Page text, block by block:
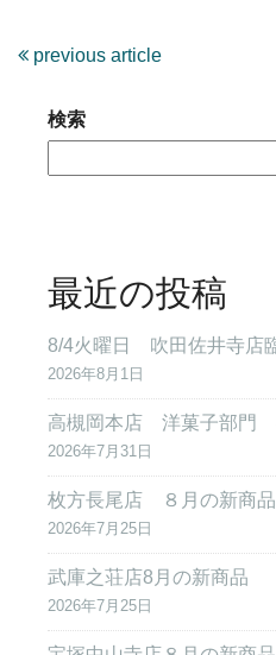
previous article
検索
最近の投稿
8/4火曜日 吹田佐井寺店
2026年8月1日
高槻岡本店 洋菓子部門
2026年7月31日
枚方長尾店 ８月の新商品
2026年7月25日
武庫之荘店8月の新商品
2026年7月25日